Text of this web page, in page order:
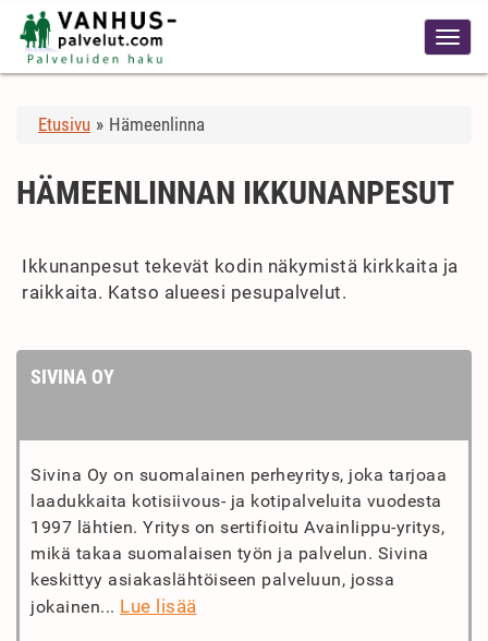
Etusivu » Hämeenlinna
HÄMEENLINNAN IKKUNANPESUT
Ikkunanpesut tekevät kodin näkymistä kirkkaita ja
raikkaita. Katso alueesi pesupalvelut.
SIVINA OY
Sivina Oy on suomalainen perheyritys, joka tarjoaa
laadukkaita kotisiivous- ja kotipalveluita vuodesta
1997 lähtien. Yritys on sertifioitu Avainlippu-yritys,
mikä takaa suomalaisen työn ja palvelun. Sivina
keskittyy asiakaslähtöiseen palveluun, jossa
jokainen... Lue lisää